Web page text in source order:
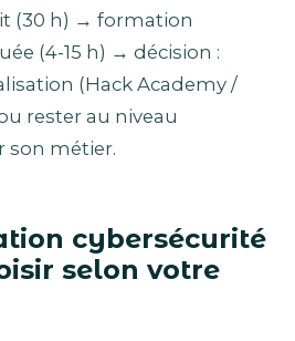
(30 h) → formation
(4-15 h) → décision :
(Hack Academy /
rester au niveau
son métier.
cybersécurité
selon votre